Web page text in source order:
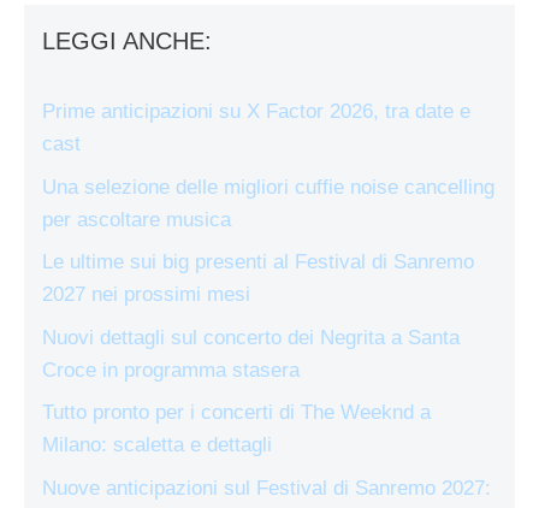
LEGGI ANCHE:
Prime anticipazioni su X Factor 2026, tra date e
cast
Una selezione delle migliori cuffie noise cancelling
per ascoltare musica
Le ultime sui big presenti al Festival di Sanremo
2027 nei prossimi mesi
Nuovi dettagli sul concerto dei Negrita a Santa
Croce in programma stasera
Tutto pronto per i concerti di The Weeknd a
Milano: scaletta e dettagli
Nuove anticipazioni sul Festival di Sanremo 2027: